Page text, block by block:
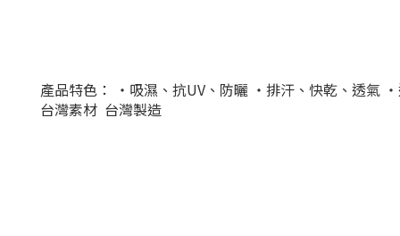
產品特色： ‧吸濕、抗UV、防曬 ‧排汗、快乾、透氣
台灣素材 台灣製造